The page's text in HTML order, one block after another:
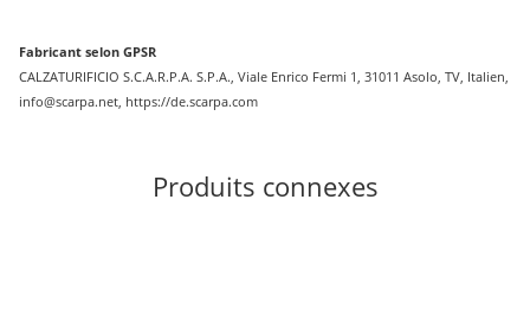
Fabricant selon GPSR
CALZATURIFICIO S.C.A.R.P.A. S.P.A., Viale Enrico Fermi 1, 31011 Asolo, TV, Italien,
info@scarpa.net, https://de.scarpa.com
Produits connexes